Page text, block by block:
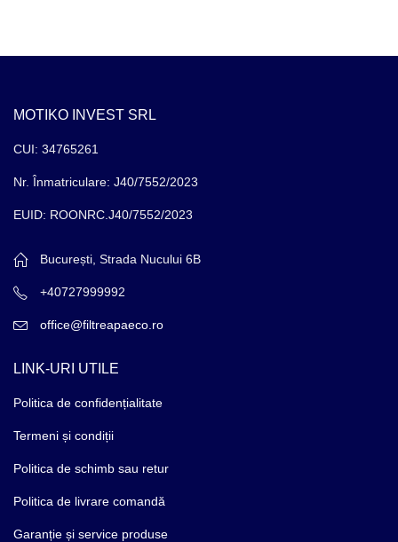
MOTIKO INVEST SRL
CUI: 34765261
Nr. Înmatriculare: J40/7552/2023
EUID: ROONRC.J40/7552/2023
București, Strada Nucului 6B
+40727999992
office@filtreapaeco.ro
LINK-URI UTILE
Politica de confidențialitate
Termeni și condiții
Politica de schimb sau retur
Politica de livrare comandă
Garanție și service produse